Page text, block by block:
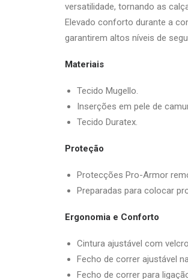
versatilidade, tornando as
Elevado conforto durante a
garantirem altos níveis de
Materiais
Tecido Mugello.
Inserções em pele de
Tecido Duratex.
Proteção
Protecções Pro-Armor
Preparadas para colocar
Ergonomia e Conforto
Cintura ajustável com
Fecho de correr ajustável
Fecho de correr para